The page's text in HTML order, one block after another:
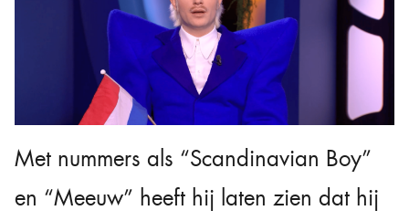
Met nummers als “Scandinavian Boy”
en “Meeuw” heeft hij laten zien dat hij